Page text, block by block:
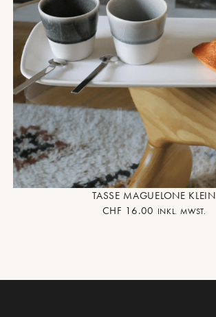
TASSE MAGUELONE KLEIN
CHF 16.00 INKL. MWST.